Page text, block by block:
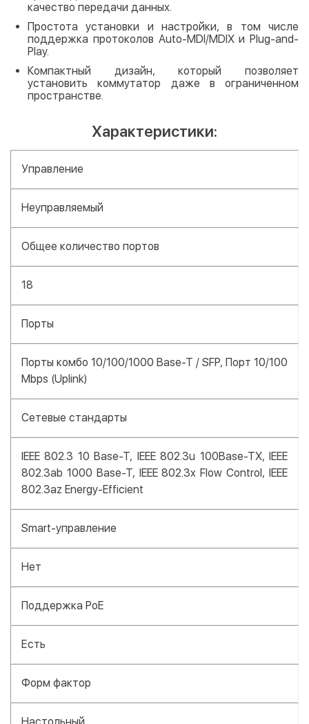
качество передачи данных.
Простота установки и настройки, в том числе
поддержка протоколов Auto-MDI/MDIX и Plug-and-
Play.
Компактный дизайн, который позволяет
установить коммутатор даже в ограниченном
пространстве.
Характеристики:
Управление
Неуправляемый
Общее количество портов
18
Порты
Порты комбо 10/100/1000 Base-T / SFP, Порт 10/100
Mbps (Uplink)
Сетевые стандарты
IEEE 802.3 10 Base-T, IEEE 802.3u 100Base-TX, IEEE
802.3ab 1000 Base-T, IEEE 802.3x Flow Control, IEEE
802.3az Energy-Efficient
Smart-управление
Нет
Поддержка PoE
Есть
Форм фактор